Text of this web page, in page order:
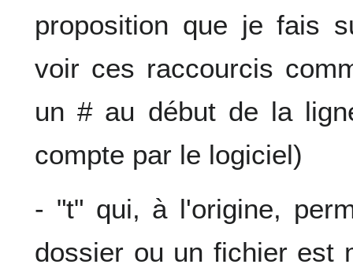
proposition que je fais
voir ces raccourcis
un # au début de la
compte par le logiciel)
- "t" qui, à l'origine,
dossier ou un fichier est